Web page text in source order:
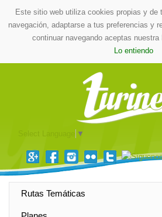
Este sitio web utiliza cookies propias y de
navegación, adaptarse a tus preferencias y
continuar navegando aceptas
Lo entiendo
▼
Rutas Temáticas